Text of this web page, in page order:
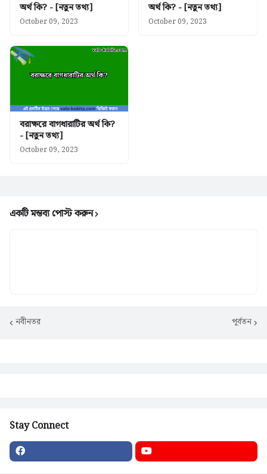
অর্থ কি? - [নতুন তথ্য]
October 09, 2023
অর্থ কি? - [নতুন তথ্য]
October 09, 2023
বরাক্ষরে বাগধারাটির অর্থ কি?
- [নতুন তথ্য]
October 09, 2023
একটি মন্তব্য পোস্ট করুন
নবীনতর পূর্বতন
Stay Connect